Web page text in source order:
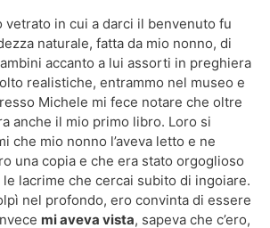
vetrato in cui a darci il benvenuto fu
naturale, fatta da mio nonno, di
accanto a lui assorti in preghiera
realistiche, entrammo nel museo e
Michele mi fece notare che oltre
anche il mio primo libro. Loro si
che mio nonno l’aveva letto e ne
una copia e che era stato orgoglioso
lacrime che cercai subito di ingoiare.
nel profondo, ero convinta di essere
mi aveva vista, sapeva che c’ero,